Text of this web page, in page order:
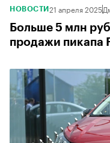
НОВОСТИ 21 апреля 2025
Больше 5 млн
продажи пикапа